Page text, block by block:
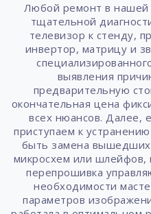
Любой ремонт в нашей
тщательной
телевизор к стенду,
инвертор, матрицу и
выявления
предварительную
окончательная цена
всех нюансов. Далее,
приступаем к
быть замена вышедших
микросхем или шлейфов,
перепрошивка
необходимости
параметров